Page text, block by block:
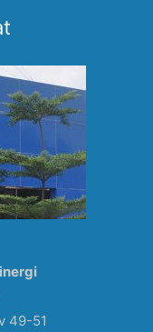
49-51